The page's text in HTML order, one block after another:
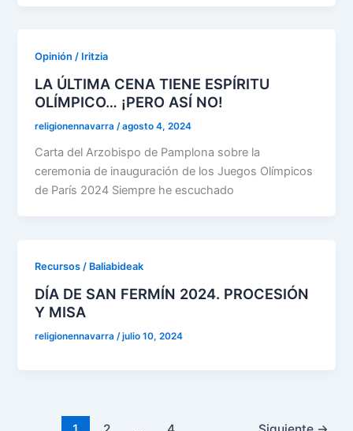
Opinión / Iritzia
LA ÚLTIMA CENA TIENE ESPÍRITU
OLÍMPICO… ¡PERO ASÍ NO!
religionennavarra /agosto 4, 2024
Carta del Arzobispo de Pamplona sobre la
ceremonia de inauguración de los Juegos Olímpicos
de París 2024 Siempre he escuchado
Recursos / Baliabideak
DÍA DE SAN FERMÍN 2024. PROCESIÓN
Y MISA
religionennavarra/julio 10, 2024